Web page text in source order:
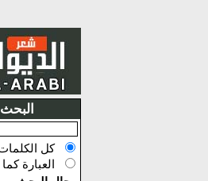
البحث
كل
العبارة